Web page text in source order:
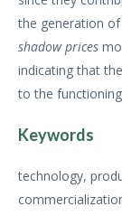
the generation
shadow prices
indicating that
to the
Keywords
technology,